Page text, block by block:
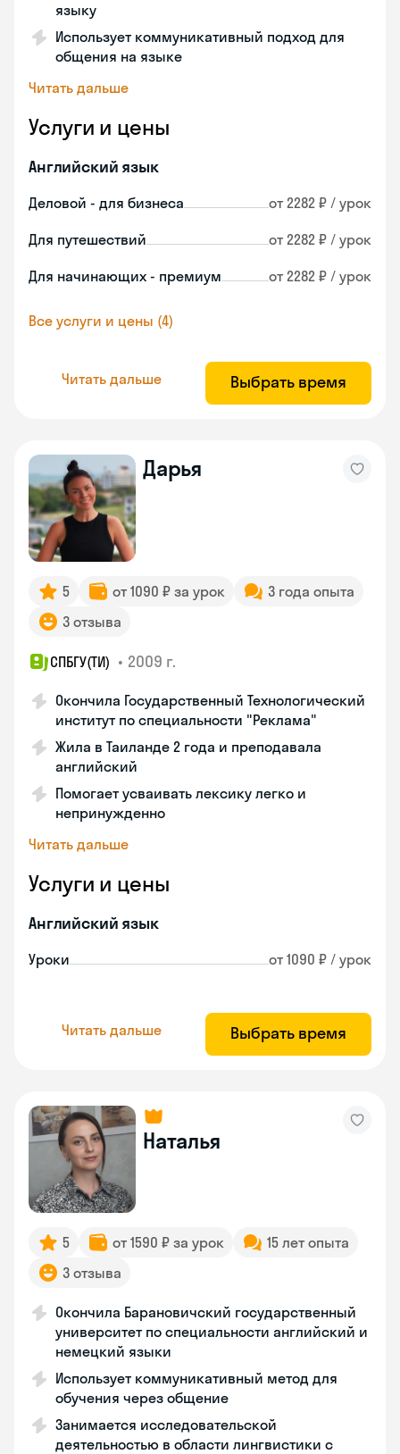
языку
Использует коммуникативный подход для
общения на языке
Читать дальше
Услуги и цены
Английский язык
Деловой - для бизнеса от 2282 ₽ / урок
Для путешествий от 2282 ₽ / урок
Для начинающих - премиум от 2282 ₽ / урок
Все услуги и цены (4)
Читать дальше Выбрать время
Дарья
5 от 1090 ₽ за урок
3 года опыта
3 отзыва
СПБГУ(ТИ) • 2009 г.
Окончила Государственный Технологический
институт по специальности "Реклама"
Жила в Таиланде 2 года и преподавала
английский
Помогает усваивать лексику легко и
непринужденно
Читать дальше
Услуги и цены
Английский язык
Уроки от 1090 ₽ / урок
Читать дальше Выбрать время
Наталья
5 от 1590 ₽ за урок
15 лет опыта
3 отзыва
Окончила Барановичский государственный
университет по специальности английский и
немецкий языки
Использует коммуникативный метод для
обучения через общение
Занимается исследовательской
деятельностью в области лингвистики с